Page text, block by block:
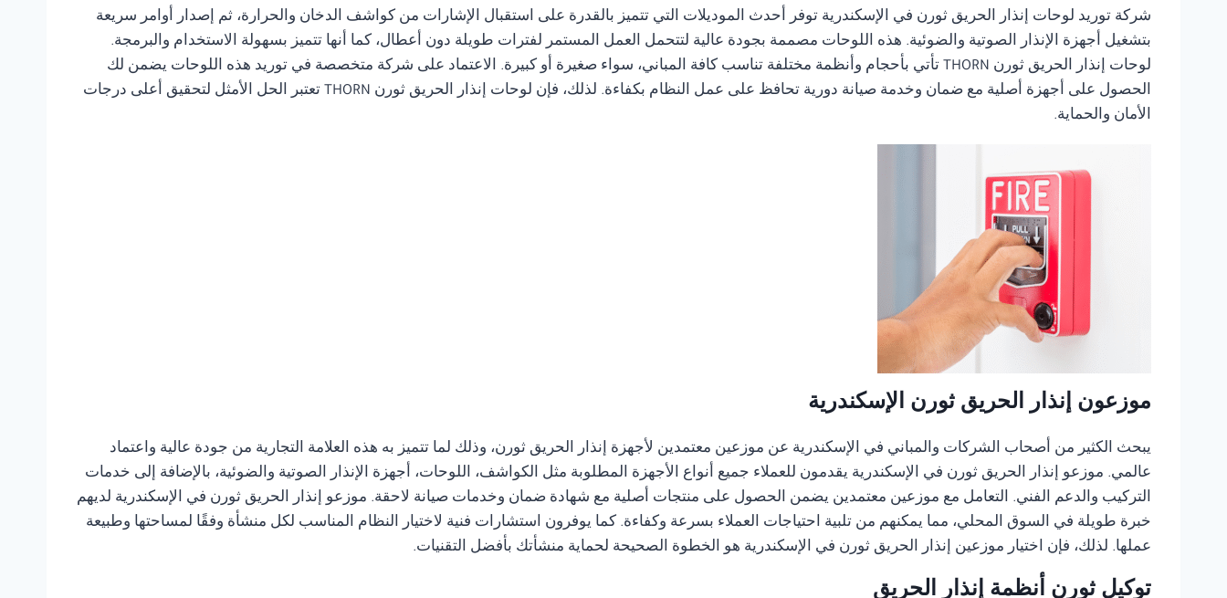
شركة توريد لوحات إنذار الحريق ثورن في الإسكندرية توفر أحدث الموديلات التي تتميز بالقدرة على استقبال الإشارات من كواشف الدخان والحرارة، ثم إصدار أوامر سريعة
بتشغيل أجهزة الإنذار الصوتية والضوئية. هذه اللوحات مصممة بجودة عالية لتتحمل العمل المستمر لفترات طويلة دون أعطال، كما أنها تتميز بسهولة الاستخدام والبرمجة.
لوحات إنذار الحريق ثورن THORN تأتي بأحجام وأنظمة مختلفة تناسب كافة المباني، سواء صغيرة أو كبيرة. الاعتماد على شركة متخصصة في توريد هذه اللوحات يضمن لك
الحصول على أجهزة أصلية مع ضمان وخدمة صيانة دورية تحافظ على عمل النظام بكفاءة. لذلك، فإن لوحات إنذار الحريق ثورن THORN تعتبر الحل الأمثل لتحقيق أعلى درجات
الأمان والحماية.
موزعون إنذار الحريق ثورن الإسكندرية
يبحث الكثير من أصحاب الشركات والمباني في الإسكندرية عن موزعين معتمدين لأجهزة إنذار الحريق ثورن، وذلك لما تتميز به هذه العلامة التجارية من جودة عالية واعتماد
عالمي. موزعو إنذار الحريق ثورن في الإسكندرية يقدمون للعملاء جميع أنواع الأجهزة المطلوبة مثل الكواشف، اللوحات، أجهزة الإنذار الصوتية والضوئية، بالإضافة إلى خدمات
التركيب والدعم الفني. التعامل مع موزعين معتمدين يضمن الحصول على منتجات أصلية مع شهادة ضمان وخدمات صيانة لاحقة. موزعو إنذار الحريق ثورن في الإسكندرية لديهم
خبرة طويلة في السوق المحلي، مما يمكنهم من تلبية احتياجات العملاء بسرعة وكفاءة. كما يوفرون استشارات فنية لاختيار النظام المناسب لكل منشأة وفقًا لمساحتها وطبيعة
عملها. لذلك، فإن اختيار موزعين إنذار الحريق ثورن في الإسكندرية هو الخطوة الصحيحة لحماية منشأتك بأفضل التقنيات.
توكيل ثورن أنظمة إنذار الحريق